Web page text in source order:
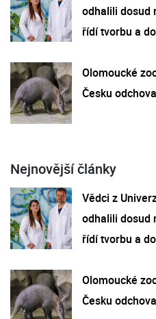
odhalili dosud
řídí tvorbu a
Olomoucké
Česku
Nejnovější články
Vědci z
odhalili dosud
řídí tvorbu a
Olomoucké
Česku